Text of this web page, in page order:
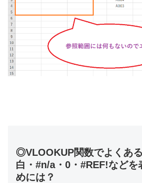
◎VLOOKUP関数でよくあ
白・#n/a・0・#REF!などを
めには？